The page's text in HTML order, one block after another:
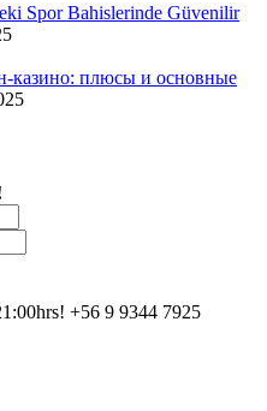
Spor Bahislerinde Güvenilir
казино: плюсы и основные
+56 9 9344 7925